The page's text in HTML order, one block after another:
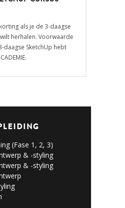
als je de 3-daagse
herhalen. Voorwaarde
daagse SketchUp hebt
(Fase 1, 2, 3)
& -styling
& -styling